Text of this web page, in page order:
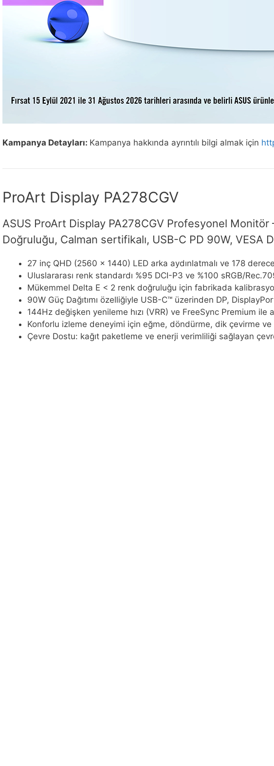
Kampanya Detayları: Kampanya hakkında ayrıntılı bilgi almak için
ProArt Display PA278CGV
ASUS ProArt Display PA278CGV Profesyonel
Doğruluğu, Calman sertifikalı, USB-C PD 90W,
27 inç QHD (2560 x 1440) LED arka aydınlatmalı ve 178
Uluslararası renk standardı %95 DCI-P3 ve %100 sRGB/
Mükemmel Delta E < 2 renk doğruluğu için fabrikada
90W Güç Dağıtımı özelliğiyle USB-C™ üzerinden DP,
144Hz değişken yenileme hızı (VRR) ve FreeSync Premium ile
Konforlu izleme deneyimi için eğme, döndürme, dik çevirme ve
Çevre Dostu: kağıt paketleme ve enerji verimliliği sağlayan